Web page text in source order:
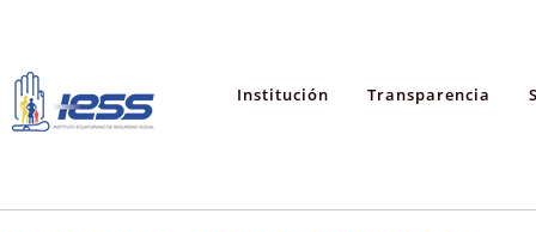
Institución Transparencia